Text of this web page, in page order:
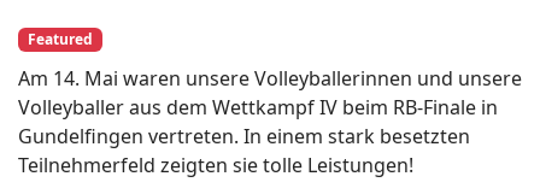
Featured
Am 14. Mai waren unsere Volleyballerinnen und unsere
Volleyballer aus dem Wettkampf IV beim RB-Finale in
Gundelfingen vertreten. In einem stark besetzten
Teilnehmerfeld zeigten sie tolle Leistungen!